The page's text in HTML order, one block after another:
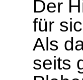
Der
für
Als
seits